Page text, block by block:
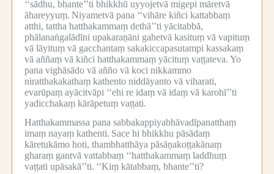
‘‘sādhu, bhante’’ti bhikkhū uyyojetvā migepi māretvā
āhareyyuṃ. Niyametvā pana ‘‘vihāre kiñci kattabbaṃ
atthi, tattha hatthakammaṃ dethā’’ti yācitabbā,
phālanaṅgalādīni upakaraṇāni gahetvā kasituṃ vā vapituṃ
vā lāyituṃ vā gacchantaṃ sakakiccapasutampi kassakaṃ
vā aññaṃ vā kiñci hatthakammaṃ yācituṃ vaṭṭateva. Yo
pana vighāsādo vā añño vā koci nikkammo
niratthakakathaṃ kathento niddāyanto vā viharati,
evarūpaṃ ayācitvāpi ‘‘ehi re idaṃ vā idaṃ vā karohī’’ti
yadicchakaṃ kārāpetuṃ vaṭṭati.
Hatthakammassa pana sabbakappiyabhāvadīpanatthaṃ
imaṃ nayaṃ kathenti. Sace hi bhikkhu pāsādaṃ
kāretukāmo hoti, thambhatthāya pāsāṇakoṭṭakānaṃ
gharaṃ gantvā vattabbaṃ ‘‘hatthakammaṃ laddhuṃ
vaṭṭati upāsakā’’ti. ‘‘Kiṃ kātabbaṃ, bhante’’ti?